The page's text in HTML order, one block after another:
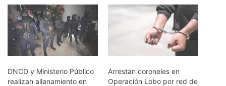
DNCD y Ministerio Público
realizan allanamiento en
Arrestan coroneles en
Operación Lobo por red de